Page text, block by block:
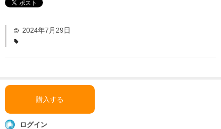
2024年7月29日
購入する
ログイン